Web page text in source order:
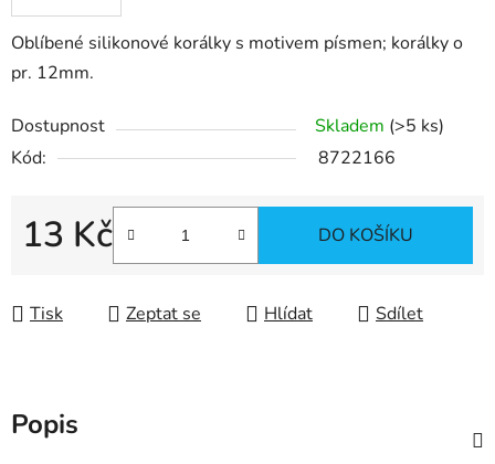
Oblíbené silikonové korálky s motivem písmen; korálky o
pr. 12mm.
Dostupnost Skladem (>5 ks)
Kód:
8722166
13 Kč
Měrná cena:
DO KOŠÍKU
Tisk Zeptat se Hlídat Sdílet
Popis